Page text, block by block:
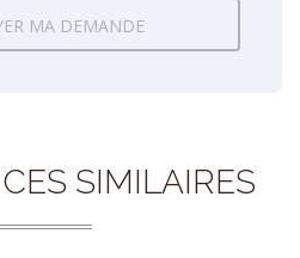
MA DEMANDE
SIMILAIRES